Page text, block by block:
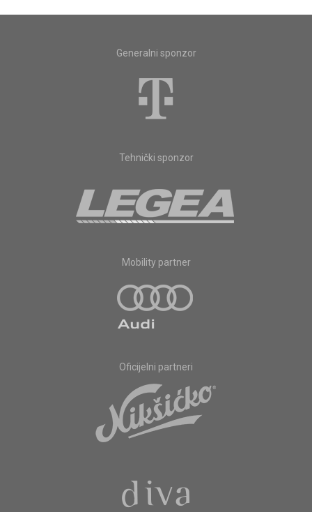
Generalni sponzor
Tehnički sponzor
Mobility partner
Oficijelni partneri